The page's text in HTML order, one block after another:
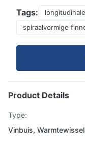
Tags:
spiraalvormige
Product Details
Type:
Vinbuis,